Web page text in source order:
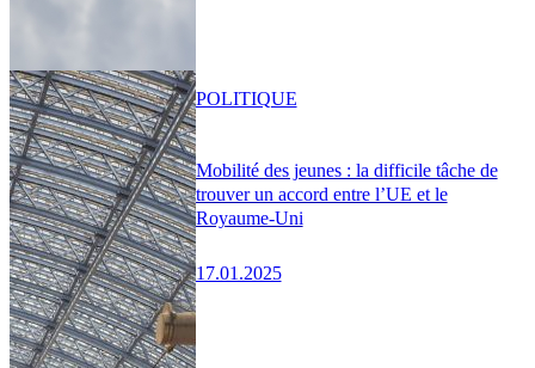
Mobilité des jeunes : la difficile tâche de
trouver un accord entre l’UE et le
Royaume-Uni
17.01.2025
POLITIQUE